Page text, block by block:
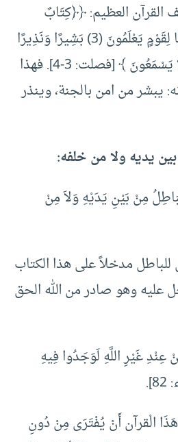
القرآن العظيم: ﴿﴿‌كِتَابٌ
‌فُصِّلَتْ آيَاتُهُ قُرْآنًا عَرَبِيًّا لِقَوْمٍ يَعْلَمُونَ (3) بَشِيرًا وَنَذِيرًا
فَأَعْرَضَ أَكْثَرُهُمْ فَهُمْ لَا يَسْمَعُونَ ﴾ [فصلت: 3-4]. فهذا
يبشر من امن بالجنة، وينذر
مِنْ بَيْنِ يَدَيْهِ وَلاَ مِنْ
مدخلاً على هذا الكتاب
عليه وهو صادر من الله الحق
عِنْدِ غَيْرِ اللَّهِ لَوَجَدُوا فِيهِ
الْقرآن أَنْ يُفْتَرَى مِنْ دُونِ